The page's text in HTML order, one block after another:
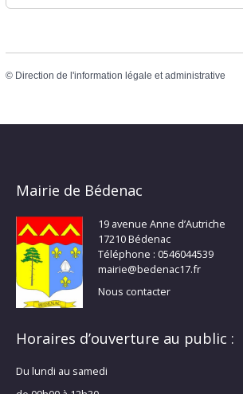
© Direction de l'information légale et administrative
Mairie de Bédenac
19 avenue Anne d’Autriche
17210 Bédenac
Téléphone : 0546044539
mairie@bedenac17.fr
Nous contacter
Horaires d’ouverture au public :
Du lundi au samedi